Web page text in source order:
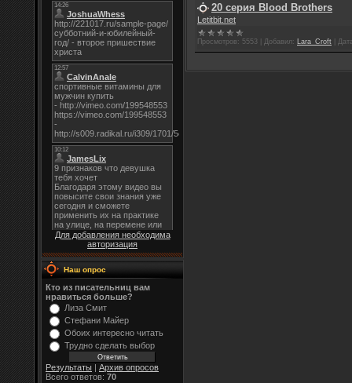
Для добавления необходима
авторизация
Наш опрос
Кто из писательниц вам
нравиться больше?
Лиза Смит
Стефани Майер
Обоих интересно читать
Трудно сделать выбор
Результаты
Архив опросов
Всего ответов: 70
20 серия Blood Brothers
Letitbit.net
Просмотров: 5553 Добавил: Lara_Croft